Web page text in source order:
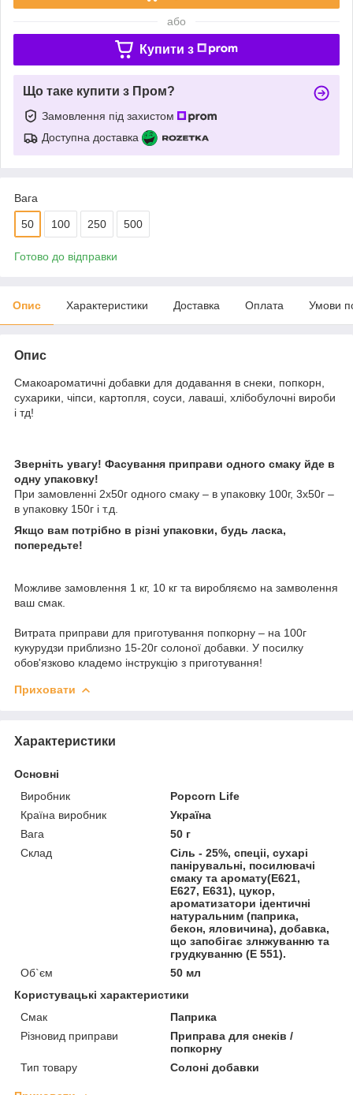
або
Купити з
Що таке купити з Пром?
Замовлення під захистом
Доступна доставка
Вага
50 100 250 500
Готово до відправки
Опис Характеристики Доставка Оплата Умови
Опис
Смакоароматичні добавки для додавання в снеки, попкорн,
сухарики, чіпси, картопля, соуси, лаваші, хлібобулочні вироби
і тд!
Зверніть увагу! Фасування приправи одного смаку йде в
одну упаковку!
При замовленні 2х50г одного смаку – в упаковку 100г, 3х50г –
в упаковку 150г і т.д.
Якщо вам потрібно в різні упаковки, будь ласка,
попередьте!
Можливе замовлення 1 кг, 10 кг та виробляємо на замволення
ваш смак.
Витрата приправи для приготування попкорну – на 100г
кукурудзи приблизно 15-20г солоної добавки. У посилку
обов'язково кладемо інструкцію з приготування!
Приховати
Характеристики
Основні
Виробник
Popcorn Life
Країна виробник
Україна
Вага
50 г
Склад
Сіль - 25%, спеціі, сухарі
панірувальні, посилювачі
смаку та аромату(Е621,
Е627, Е631), цукор,
ароматизатори ідентичні
натуральним (паприка,
бекон, яловичина), добавка,
що запобігає злнжуванню та
грудкуванню (Е 551).
Об`єм
50 мл
Користувацькі характеристики
Смак
Паприка
Різновид приправи
Приправа для снеків /
попкорну
Тип товару
Солоні добавки